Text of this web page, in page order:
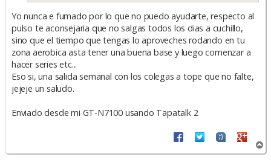
Yo nunca e fumado por lo que no puedo ayudarte, respecto al
pulso te aconsejaria que no salgas todos los dias a cuchillo,
sino que el tiempo que tengas lo aproveches rodando en tu
zona aerobica asta tener una buena base y luego comenzar a
hacer series etc...
Eso si, una salida semanal con los colegas a tope que no falte,
jejeje un saludo.
Enviado desde mi GT-N7100 usando Tapatalk 2
r